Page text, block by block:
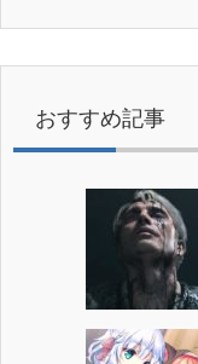
おすすめ記事